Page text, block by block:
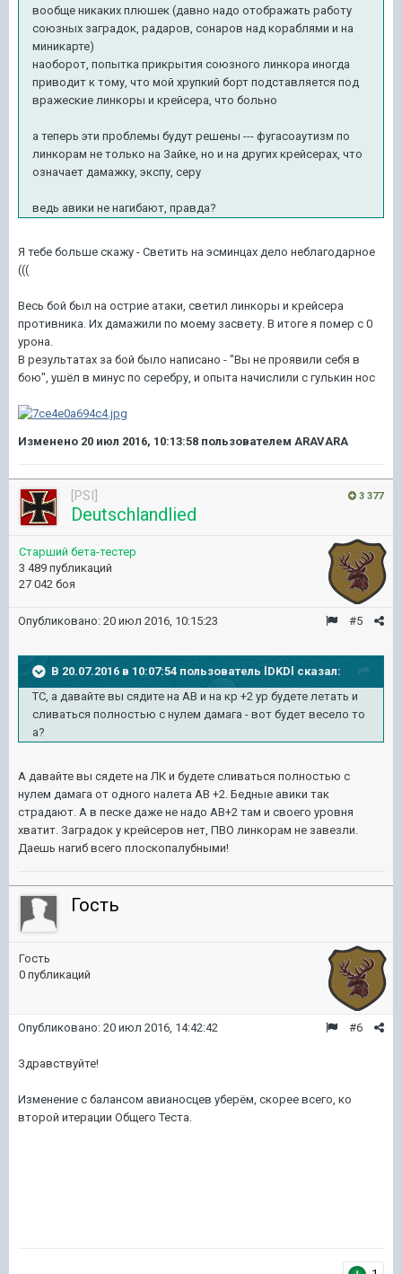
вообще никаких плюшек (давно надо отображать работу
союзных заградок, радаров, сонаров над кораблями и на
миникарте)
наоборот, попытка прикрытия союзного линкора иногда
приводит к тому, что мой хрупкий борт подставляется под
вражеские линкоры и крейсера, что больно
а теперь эти проблемы будут решены --- фугасоаутизм по
линкорам не только на Зайке, но и на других крейсерах, что
означает дамажку, экспу, серу
ведь авики не нагибают, правда?
Я тебе больше скажу - Светить на эсминцах дело неблагодарное
(((
Весь бой был на острие атаки, светил линкоры и крейсера
противника. Их дамажили по моему засвету. В итоге я помер с 0
урона.
В результатах за бой было написано - "Вы не проявили себя в
бою", ушёл в минус по серебру, и опыта начислили с гулькин нос
Изменено 20 июл 2016, 10:13:58 пользователем ARAVARA
3 377
[PSI]
Deutschlandlied
Старший бета-тестер
3 489 публикаций
27 042 боя
#5
Опубликовано: 20 июл 2016, 10:15:23
В 20.07.2016 в 10:07:54 пользователь lDKDl сказал:
ТС, а давайте вы сядите на АВ и на кр +2 ур будете летать и
сливаться полностью с нулем дамага - вот будет весело то
а?
А давайте вы сядете на ЛК и будете сливаться полностью с
нулем дамага от одного налета АВ +2. Бедные авики так
страдают. А в песке даже не надо АВ+2 там и своего уровня
хватит. Заградок у крейсеров нет, ПВО линкорам не завезли.
Даешь нагиб всего плоскопалубными!
Гость
Гость
0 публикаций
#6
Опубликовано: 20 июл 2016, 14:42:42
Здравствуйте!
Изменение с балансом авианосцев уберём, скорее всего, ко
второй итерации Общего Теста.